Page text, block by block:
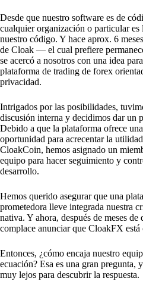
Desde que nuestro software es de
cualquier organización o particular es
nuestro código. Y hace aprox. 6
de Cloak — el cual prefiere
se acercó a nosotros con una idea
plataforma de trading de forex
privacidad.
Intrigados por las posibilidades,
discusión interna y decidimos dar un
Debido a que la plataforma ofrece
oportunidad para acrecentar la
CloakCoin, hemos asignado un
equipo para hacer seguimiento y
desarrollo.
Hemos querido asegurar que una
prometedora lleve integrada nuestra
nativa. Y ahora, después de meses de
complace anunciar que CloakFX está
Entonces, ¿cómo encaja nuestro
ecuación? Esa es una gran pregunta,
muy lejos para descubrir la respuesta.